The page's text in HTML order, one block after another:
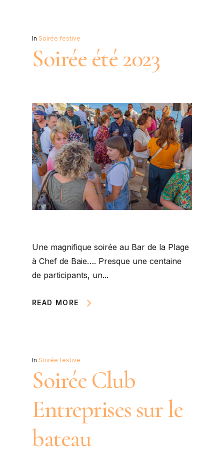
In Soirée festive
Soirée été 2023
Une magnifique soirée au Bar de la Plage
à Chef de Baie…. Presque une centaine
de participants, un...
READ MORE
In Soirée festive
Soirée Club
Entreprises sur le
bateau